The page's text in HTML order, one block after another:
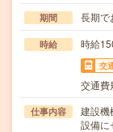
期間 長期で
時給 時給
交
交通費
仕事内容
建設機
設備に